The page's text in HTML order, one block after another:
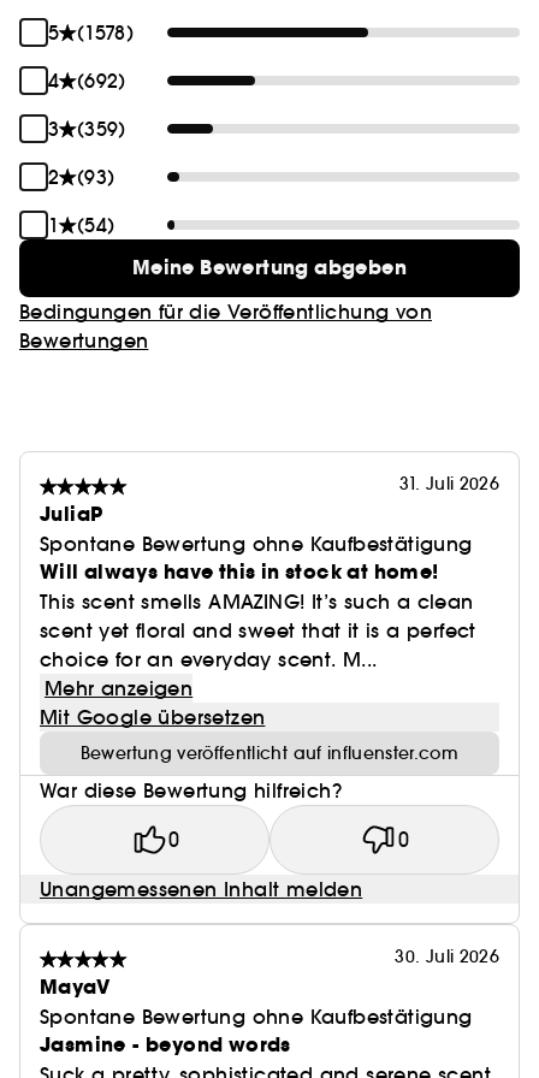
5
(1578)
4
(692)
3
(359)
2
(93)
1
(54)
Meine Bewertung abgeben
Bedingungen für die Veröffentlichung von
Bewertungen
31. Juli 2026
JuliaP
Spontane Bewertung ohne Kaufbestätigung
Will always have this in stock at home!
This scent smells AMAZING! It’s such a clean
scent yet floral and sweet that it is a perfect
choice for an everyday scent. M...
Mehr anzeigen
Mit Google übersetzen
Bewertung veröffentlicht auf influenster.com
War diese Bewertung hilfreich?
0 0
Unangemessenen Inhalt melden
30. Juli 2026
MayaV
Spontane Bewertung ohne Kaufbestätigung
Jasmine - beyond words